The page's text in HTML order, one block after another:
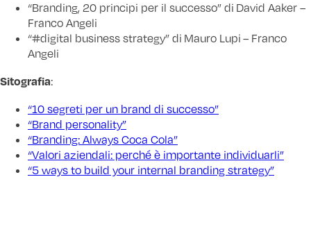
“Branding, 20 principi per il successo” di David Aaker –
Franco Angeli
“#digital business strategy” di Mauro Lupi – Franco
Angeli
Sitografia:
“10 segreti per un brand di successo”
“Brand personality”
“Branding: Always Coca Cola”
“Valori aziendali: perché è importante individuarli”
“5 ways to build your internal branding strategy”